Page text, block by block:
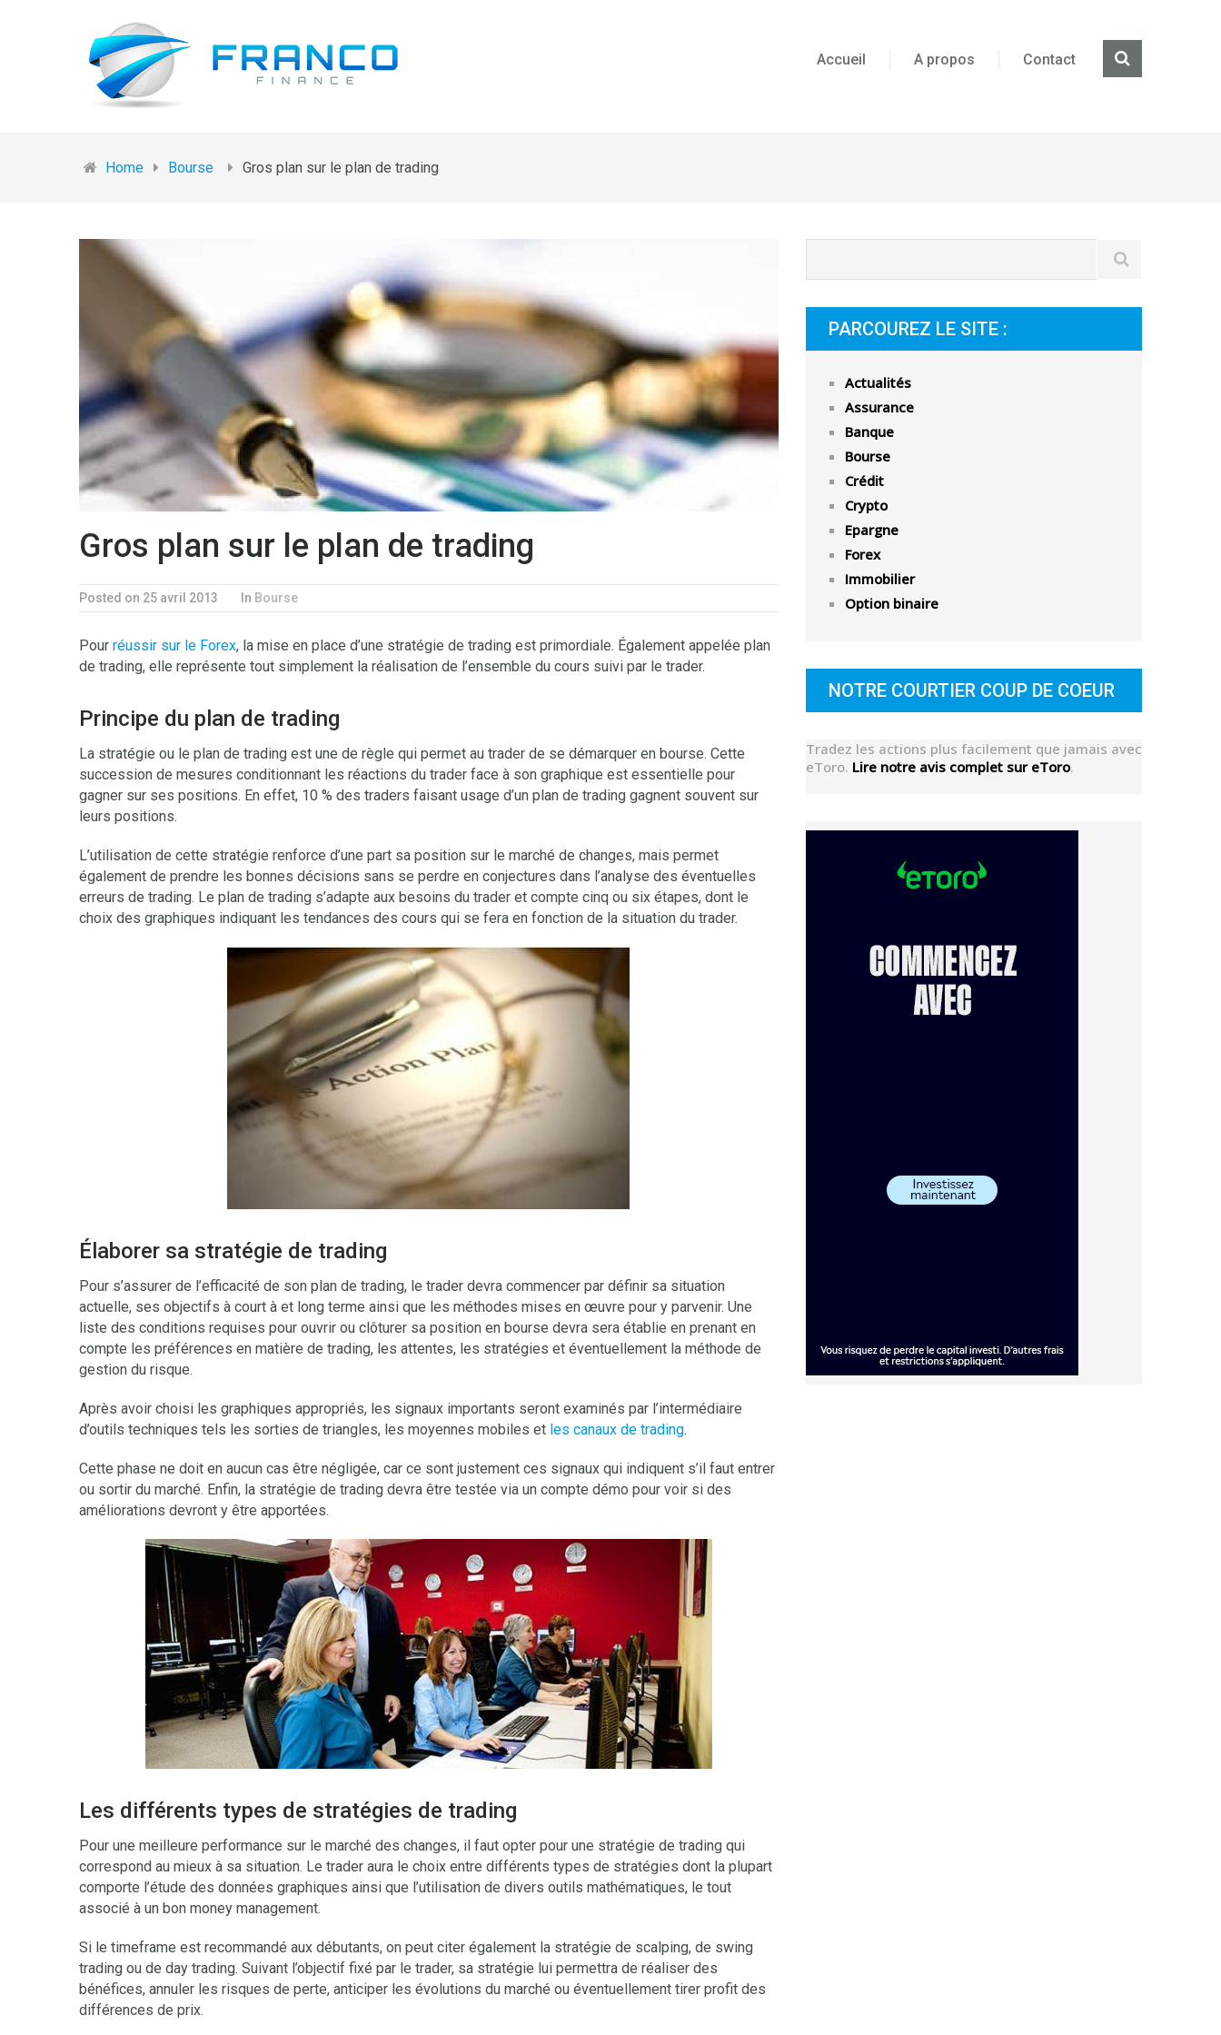
Accueil A propos Contact
Home Bourse Gros plan sur le plan de trading
Gros plan sur le plan de trading
Posted on 25 avril 2013 In Bourse
Pour réussir sur le Forex, la mise en place d’une stratégie de trading est primordiale. Également appelée plan
de trading, elle représente tout simplement la réalisation de l’ensemble du cours suivi par le trader.
Principe du plan de trading
La stratégie ou le plan de trading est une de règle qui permet au trader de se démarquer en bourse. Cette
succession de mesures conditionnant les réactions du trader face à son graphique est essentielle pour
gagner sur ses positions. En effet, 10 % des traders faisant usage d’un plan de trading gagnent souvent sur
leurs positions.
L’utilisation de cette stratégie renforce d’une part sa position sur le marché de changes, mais permet
également de prendre les bonnes décisions sans se perdre en conjectures dans l’analyse des éventuelles
erreurs de trading. Le plan de trading s’adapte aux besoins du trader et compte cinq ou six étapes, dont le
choix des graphiques indiquant les tendances des cours qui se fera en fonction de la situation du trader.
Élaborer sa stratégie de trading
Pour s’assurer de l’efficacité de son plan de trading, le trader devra commencer par définir sa situation
actuelle, ses objectifs à court à et long terme ainsi que les méthodes mises en œuvre pour y parvenir. Une
liste des conditions requises pour ouvrir ou clôturer sa position en bourse devra sera établie en prenant en
compte les préférences en matière de trading, les attentes, les stratégies et éventuellement la méthode de
gestion du risque.
Après avoir choisi les graphiques appropriés, les signaux importants seront examinés par l’intermédiaire
d’outils techniques tels les sorties de triangles, les moyennes mobiles et les canaux de trading.
Cette phase ne doit en aucun cas être négligée, car ce sont justement ces signaux qui indiquent s’il faut entrer
ou sortir du marché. Enfin, la stratégie de trading devra être testée via un compte démo pour voir si des
améliorations devront y être apportées.
Les différents types de stratégies de trading
Pour une meilleure performance sur le marché des changes, il faut opter pour une stratégie de trading qui
correspond au mieux à sa situation. Le trader aura le choix entre différents types de stratégies dont la plupart
comporte l’étude des données graphiques ainsi que l’utilisation de divers outils mathématiques, le tout
associé à un bon money management.
Si le timeframe est recommandé aux débutants, on peut citer également la stratégie de scalping, de swing
trading ou de day trading. Suivant l’objectif fixé par le trader, sa stratégie lui permettra de réaliser des
bénéfices, annuler les risques de perte, anticiper les évolutions du marché ou éventuellement tirer profit des
différences de prix.
PARCOUREZ LE SITE :
Actualités
Assurance
Banque
Bourse
Crédit
Crypto
Epargne
Forex
Immobilier
Option binaire
NOTRE COURTIER COUP DE COEUR
Tradez les actions plus facilement que jamais avec
eToro. Lire notre avis complet sur eToro.